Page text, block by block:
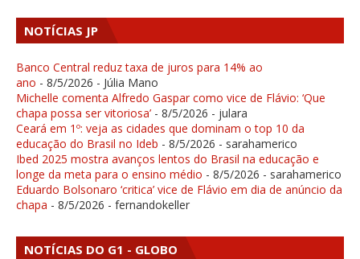
NOTÍCIAS JP
Banco Central reduz taxa de juros para 14% ao
ano - 8/5/2026 - Júlia Mano
Michelle comenta Alfredo Gaspar como vice de Flávio: ‘Que
chapa possa ser vitoriosa’ - 8/5/2026 - julara
Ceará em 1º: veja as cidades que dominam o top 10 da
educação do Brasil no Ideb - 8/5/2026 - sarahamerico
Ibed 2025 mostra avanços lentos do Brasil na educação e
longe da meta para o ensino médio - 8/5/2026 - sarahamerico
Eduardo Bolsonaro ‘critica’ vice de Flávio em dia de anúncio da
chapa - 8/5/2026 - fernandokeller
NOTÍCIAS DO G1 - GLOBO